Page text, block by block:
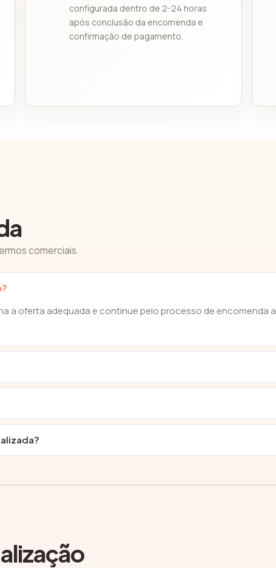
configurada dentro de 2-24 horas
após conclusão da encomenda e
confirmação de pagamento.
comerciais.
a oferta adequada e continue pelo processo de encomenda a